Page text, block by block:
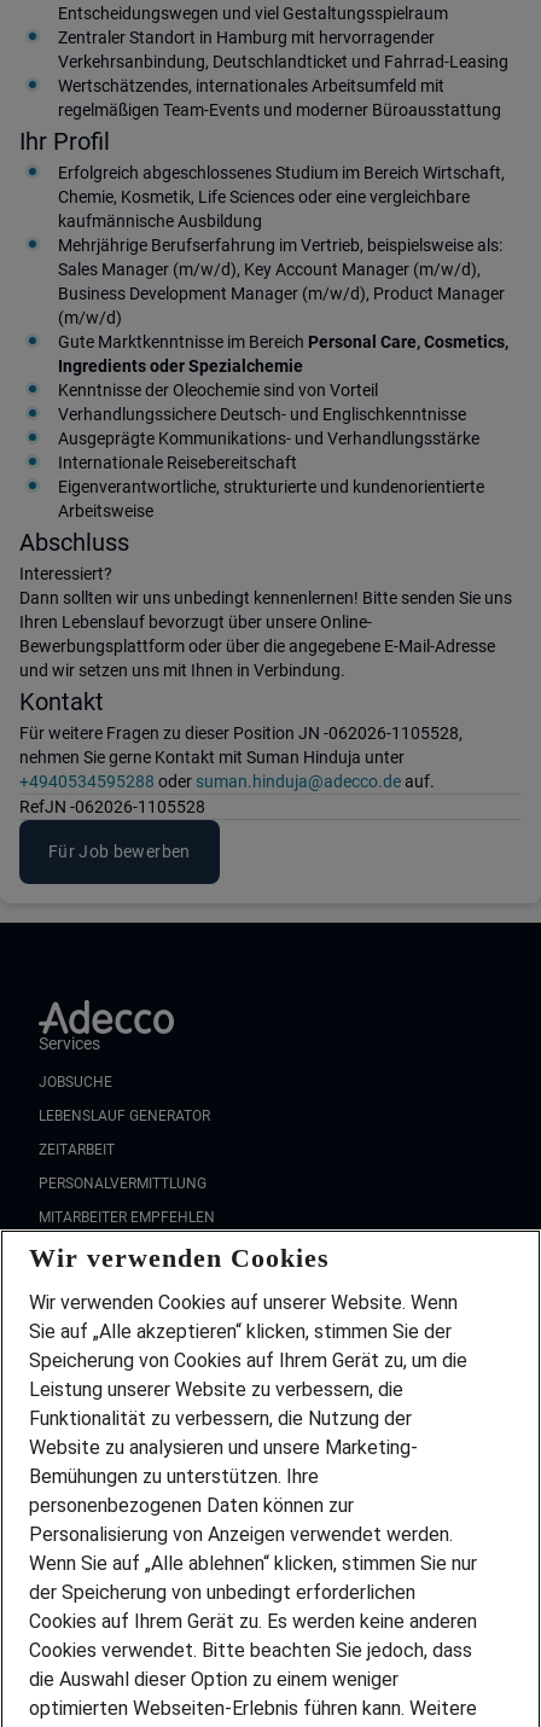
Entscheidungswegen und viel Gestaltungsspielraum
Zentraler Standort in Hamburg mit hervorragender
Verkehrsanbindung, Deutschlandticket und Fahrrad-Leasing
Wertschätzendes, internationales Arbeitsumfeld mit
regelmäßigen Team-Events und moderner Büroausstattung
Ihr Profil
Erfolgreich abgeschlossenes Studium im Bereich Wirtschaft,
Chemie, Kosmetik, Life Sciences oder eine vergleichbare
kaufmännische Ausbildung
Mehrjährige Berufserfahrung im Vertrieb, beispielsweise als:
Sales Manager (m/w/d), Key Account Manager (m/w/d),
Business Development Manager (m/w/d), Product Manager
(m/w/d)
Gute Marktkenntnisse im Bereich Personal Care, Cosmetics,
Ingredients oder Spezialchemie
Kenntnisse der Oleochemie sind von Vorteil
Verhandlungssichere Deutsch- und Englischkenntnisse
Ausgeprägte Kommunikations- und Verhandlungsstärke
Internationale Reisebereitschaft
Eigenverantwortliche, strukturierte und kundenorientierte
Arbeitsweise
Abschluss
Interessiert?
Dann sollten wir uns unbedingt kennenlernen! Bitte senden Sie uns
Ihren Lebenslauf bevorzugt über unsere Online-
Bewerbungsplattform oder über die angegebene E-Mail-Adresse
und wir setzen uns mit Ihnen in Verbindung.
Kontakt
Für weitere Fragen zu dieser Position JN -062026-1105528,
nehmen Sie gerne Kontakt mit Suman Hinduja unter
+4940534595288 oder suman.hinduja@adecco.deauf.
RefJN -062026-1105528
Für Job bewerben
Services
JOBSUCHE
LEBENSLAUF GENERATOR
ZEITARBEIT
PERSONALVERMITTLUNG
MITARBEITER EMPFEHLEN
FAQ
Wir stellen ein!
DEINE BERUFSGRUPPE
DEINE LEBENSSITUATION
PARTNERSHIP WITH AIRBUS
INITIATIV BEWERBEN
ÜBER UNS
STANDORTE
BLOG
PRESSE
KONTAKT
Wir verwenden Cookies
Wir verwenden Cookies auf unserer Website. Wenn
Sie auf „Alle akzeptieren“ klicken, stimmen Sie der
Speicherung von Cookies auf Ihrem Gerät zu, um die
Leistung unserer Website zu verbessern, die
Funktionalität zu verbessern, die Nutzung der
Website zu analysieren und unsere Marketing-
Bemühungen zu unterstützen. Ihre
personenbezogenen Daten können zur
Personalisierung von Anzeigen verwendet werden.
Wenn Sie auf „Alle ablehnen“ klicken, stimmen Sie nur
der Speicherung von unbedingt erforderlichen
Cookies auf Ihrem Gerät zu. Es werden keine anderen
Cookies verwendet. Bitte beachten Sie jedoch, dass
die Auswahl dieser Option zu einem weniger
optimierten Webseiten-Erlebnis führen kann. Weitere